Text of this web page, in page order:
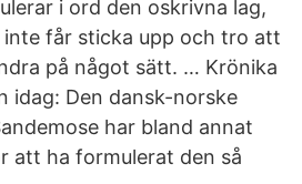
i ord den oskrivna lag,
inte får sticka upp och tro att
på något sätt. … Krönika
idag: Den dansk-norske
har bland annat
att ha formulerat den så